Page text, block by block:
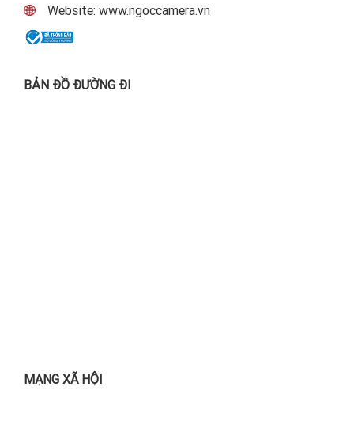
Website: www.ngoccamera.vn
BẢN ĐỒ ĐƯỜNG ĐI
MẠNG XÃ HỘI